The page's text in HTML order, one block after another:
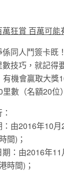
萬狂賞 百萬可
同人鬥簽卡既
技巧，就記得
機會贏取大獎
數（名額20位
由2016年10
間)；
：由2016年
時間)；